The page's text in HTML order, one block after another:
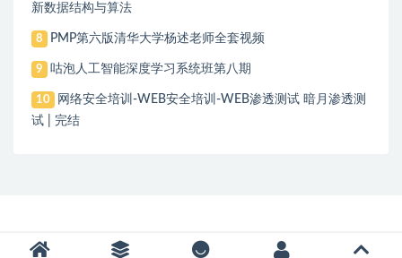
新数据结构与算法
8 PMP第六版清华大学杨述老师全套视频
9 咕泡人工智能深度学习系统班第八期
10
网络安全培训-WEB安全培训-WEB渗透测试 暗月渗透测
试 | 完结